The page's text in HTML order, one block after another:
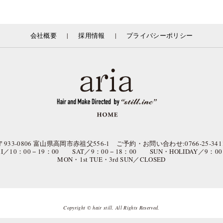
会社概要 | 採用情報 | プライバシーポリシー
933-0806 富山県高岡市赤祖父556-1 ご予約・お問い合わせ:0766-25-
／10：00 − 19：00 SAT／9：00 − 18：00 SUN・HOLIDAY／9：00
MON・1st TUE・3rd SUN／CLOSED
Copyright © hair still. All Rights Reserved.